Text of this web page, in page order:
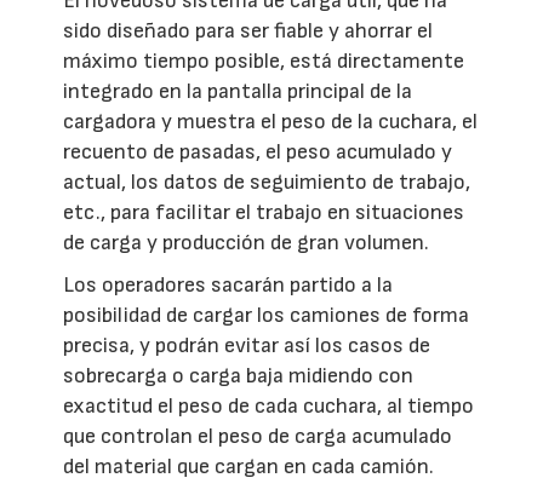
sido diseñado para ser fiable y ahorrar el
máximo tiempo posible, está directamente
integrado en la pantalla principal de la
cargadora y muestra el peso de la cuchara, el
recuento de pasadas, el peso acumulado y
actual, los datos de seguimiento de trabajo,
etc., para facilitar el trabajo en situaciones
de carga y producción de gran volumen.
Los operadores sacarán partido a la
posibilidad de cargar los camiones de forma
precisa, y podrán evitar así los casos de
sobrecarga o carga baja midiendo con
exactitud el peso de cada cuchara, al tiempo
que controlan el peso de carga acumulado
del material que cargan en cada camión.